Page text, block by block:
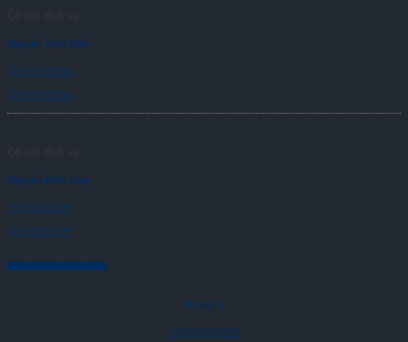
Nguyễn Tuấn Diễn
0978592526
0978592526
Nguyễn Đình Sáng
0934550399
0934550399
Tư vấn 1
02432039899